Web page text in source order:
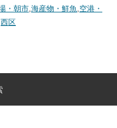
・朝市,海産物・鮮魚,空港・
西区